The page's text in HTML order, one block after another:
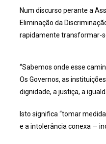
Num discurso perante a
Eliminação da
rapidamente transformar-
“Sabemos onde esse
Os Governos, as
dignidade, a justiça, a
Isto significa “tomar
e a intolerância conexa —